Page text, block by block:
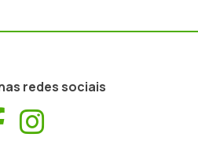
redes sociais
Facebook